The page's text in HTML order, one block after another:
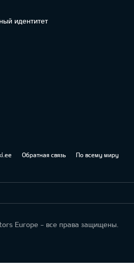
идентитет
Обратная связь По всему миру
Europe - все права защищены.